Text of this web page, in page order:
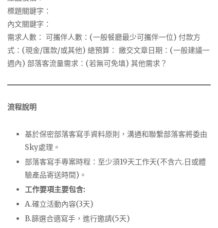
標題關鍵字：
內文關鍵字：
需求人數： 可攜伴人數：(一般餐廳最少可攜伴一位) 付款方
式：(現金/匯款/或其他) 總預算： 繳交文章日期：(一般建議一
週內) 部落客流量需求：(若無可免填) 其他需求？
流程說明
基於保密部落客寫手資料原則，溝通和聯繫部落客將委由
Sky處理。
部落客寫手專案時程：至少須19天工作天(不含六.日或體
驗產品寄送時間)。
工作要項主要包含:
A.確立活動內容(3天)
B.篩選合適寫手，進行邀請(5天)